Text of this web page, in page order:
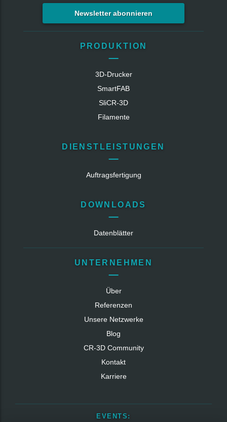
Newsletter abonnieren
PRODUKTION
3D-Drucker
SmartFAB
SliCR‑3D
Filamente
DIENSTLEISTUNGEN
Auftragsfertigung
DOWNLOADS
Datenblätter
UNTERNEHMEN
Über
Referenzen
Unsere Netzwerke
Blog
CR‑3D Community
Kontakt
Karriere
EVENTS: